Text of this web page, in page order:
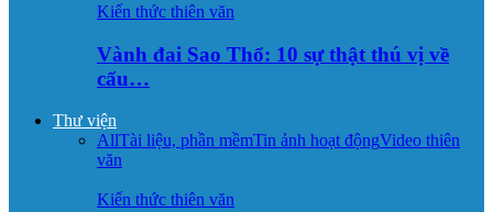
Kiến thức thiên văn
Vành đai Sao Thổ: 10 sự thật thú vị về
cấu…
Thư viện
AllTài liệu, phần mềmTin ảnh hoạt độngVideo thiên
văn
Kiến thức thiên văn